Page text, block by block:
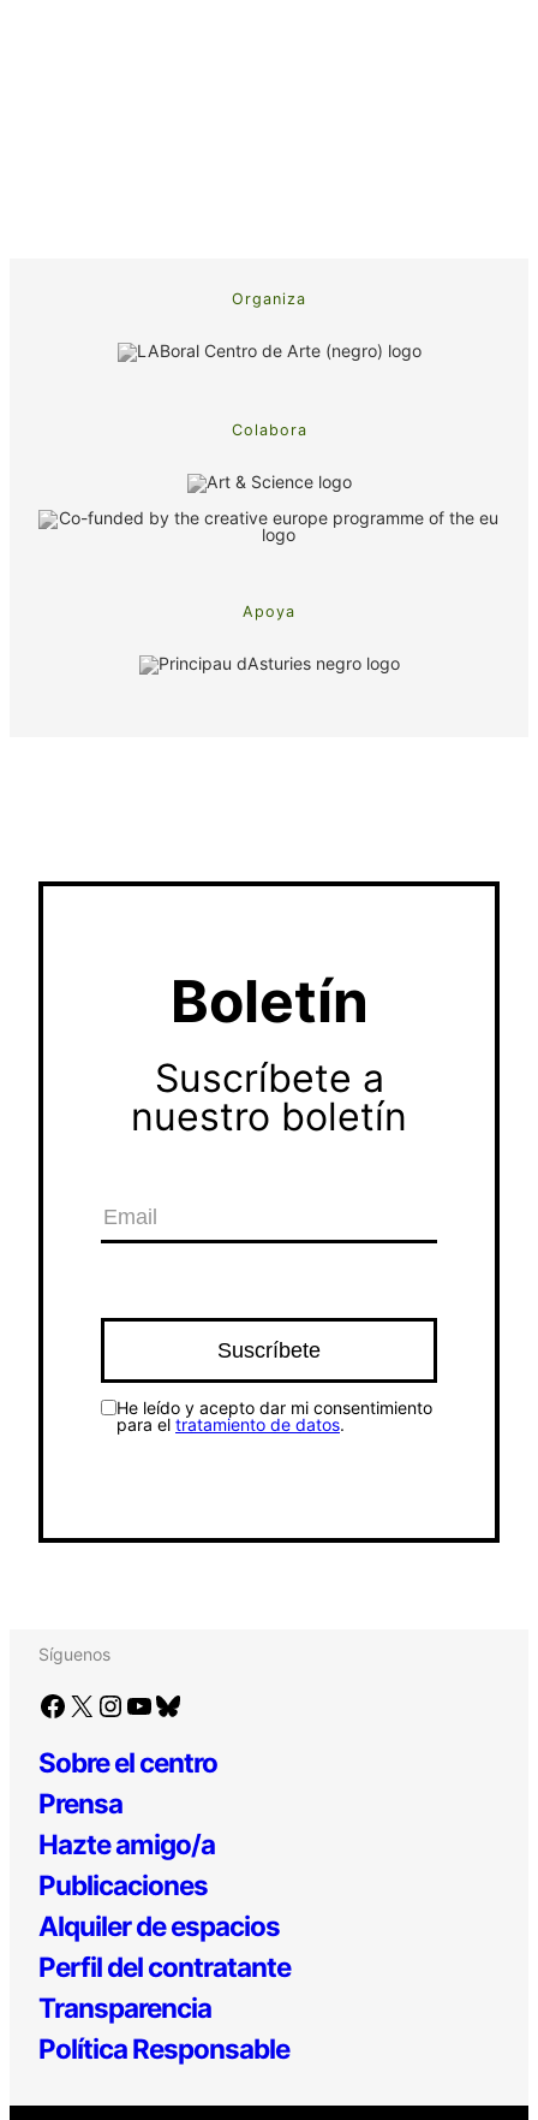
Organiza
Colabora
Apoya
Boletín
Suscríbete a
nuestro boletín
He leído y acepto dar mi consentimiento
para el tratamiento de datos.
Síguenos
Facebook X Instagram YouTube Bluesky
Sobre el centro
Prensa
Hazte amigo/a
Publicaciones
Alquiler de espacios
Perfil del contratante
Transparencia
Política Responsable